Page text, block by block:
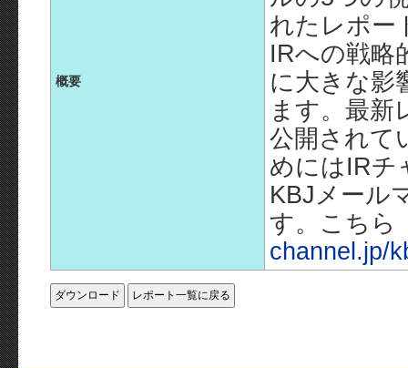
概要
れたレポー
IRへの戦略
に大きな影
ます。最新
公開されて
めにはIRチ
KBJメール
す。こちら
channel.jp/